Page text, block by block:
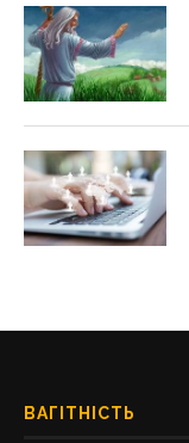
ВАГІТНІСТЬ